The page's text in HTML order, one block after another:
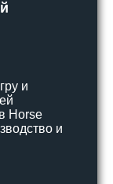
и
Horse
и